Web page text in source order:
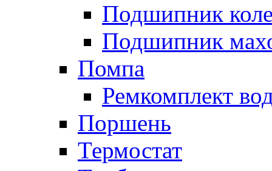
Подшипник
Подшипник
Помпа
Ремкомплект
Поршень
Термостат